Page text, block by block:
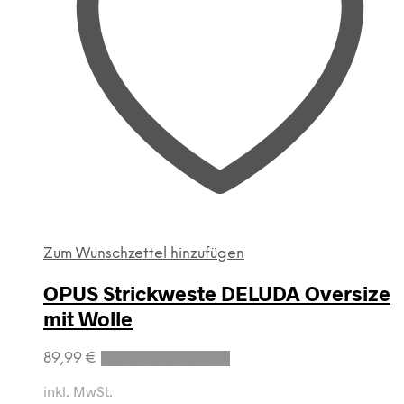
Zum Wunschzettel hinzufügen
OPUS Strickweste DELUDA Oversize
mit Wolle
89,99 €
Dieses
inkl. MwSt.